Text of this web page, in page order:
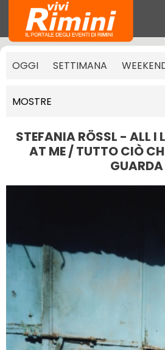
OGGI SETTIMANA
MOSTRE
STEFANIA RÖSSL - ALL I
AT ME / TUTTO CIÒ
GUARDA